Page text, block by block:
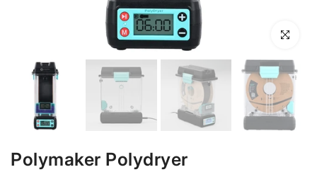
Anklicken
Polymaker Polydryer